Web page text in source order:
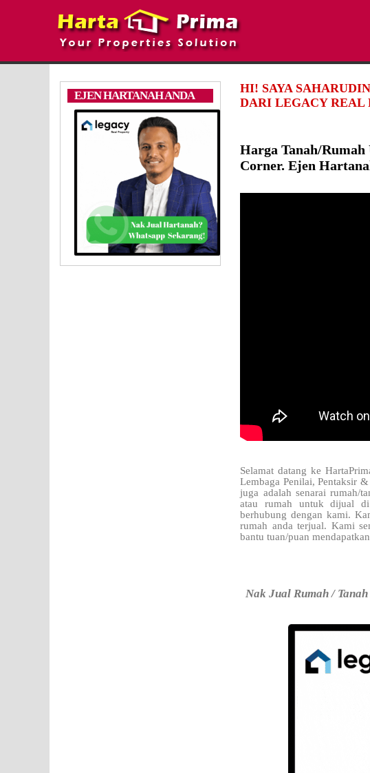
EJEN HARTANAH ANDA
HI! SAYA
DARI LEGACY REAL
Harga Tanah/
Corner. Ejen
Selamat datang ke
Lembaga Penilai, Pentaksir
juga adalah senarai rumah/
atau rumah untuk dijual
berhubung dengan kami.
rumah anda terjual. Kami
bantu tuan/puan
Nak Jual Rumah /